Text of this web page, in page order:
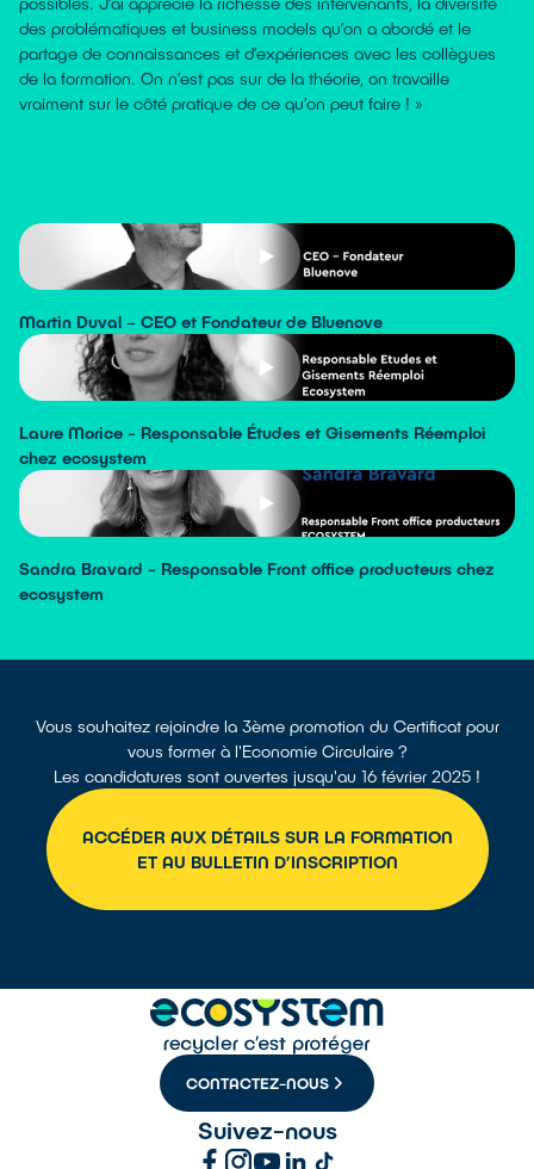
des problématiques et business models qu’on a abordé et le
partage de connaissances et d’expériences avec les collègues
de la formation. On n’est pas sur de la théorie, on travaille
vraiment sur le côté pratique de ce qu’on peut faire ! »
Martin Duval – CEO et Fondateur de Bluenove
Laure Morice - Responsable Études et Gisements Réemploi
chez ecosystem
Sandra Bravard - Responsable Front office producteurs chez
ecosystem
Vous souhaitez rejoindre la 3ème promotion du Certificat pour
vous former à l'Economie Circulaire ?
Les candidatures sont ouvertes jusqu'au 16 février 2025 !
ACCÉDER AUX DÉTAILS SUR LA FORMATION
ET AU BULLETIN D’INSCRIPTION
CONTACTEZ-NOUS
Suivez-nous